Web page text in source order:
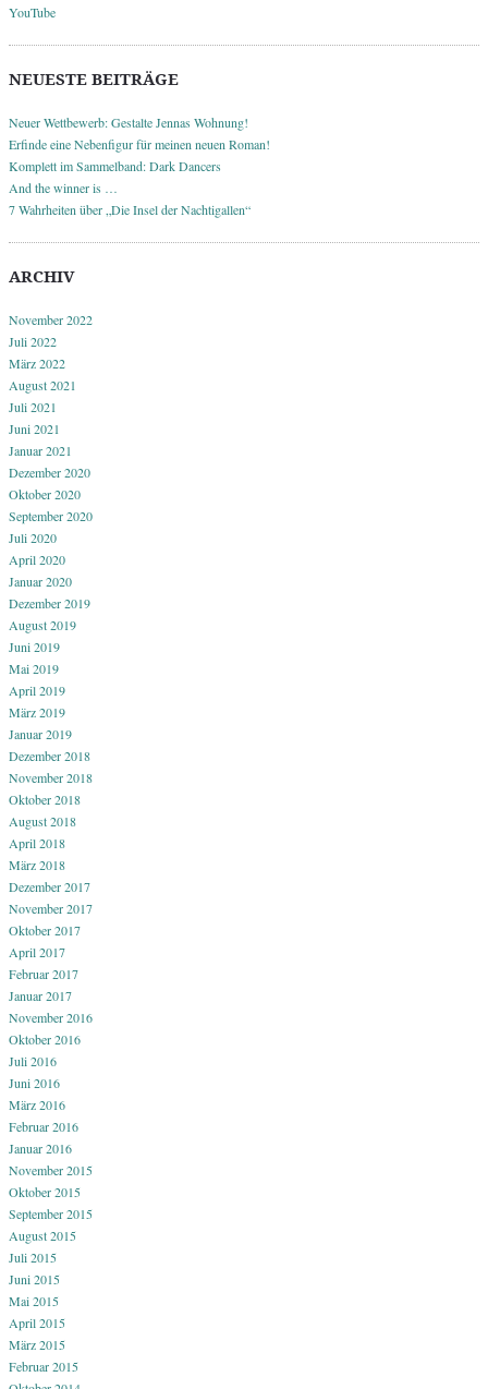
YouTube
NEUESTE BEITRÄGE
Neuer Wettbewerb: Gestalte Jennas Wohnung!
Erfinde eine Nebenfigur für meinen neuen Roman!
Komplett im Sammelband: Dark Dancers
And the winner is …
7 Wahrheiten über „Die Insel der Nachtigallen“
ARCHIV
November 2022
Juli 2022
März 2022
August 2021
Juli 2021
Juni 2021
Januar 2021
Dezember 2020
Oktober 2020
September 2020
Juli 2020
April 2020
Januar 2020
Dezember 2019
August 2019
Juni 2019
Mai 2019
April 2019
März 2019
Januar 2019
Dezember 2018
November 2018
Oktober 2018
August 2018
April 2018
März 2018
Dezember 2017
November 2017
Oktober 2017
April 2017
Februar 2017
Januar 2017
November 2016
Oktober 2016
Juli 2016
Juni 2016
März 2016
Februar 2016
Januar 2016
November 2015
Oktober 2015
September 2015
August 2015
Juli 2015
Juni 2015
Mai 2015
April 2015
März 2015
Februar 2015